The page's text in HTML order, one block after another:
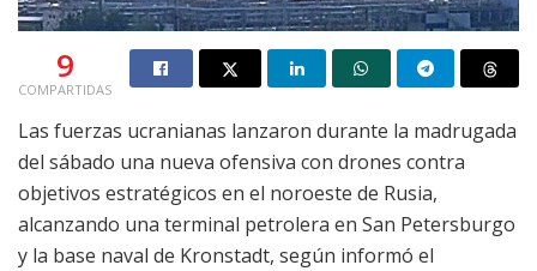
9
COMPARTIDAS
Las fuerzas ucranianas lanzaron durante la madrugada
del sábado una nueva ofensiva con drones contra
objetivos estratégicos en el noroeste de Rusia,
alcanzando una terminal petrolera en San Petersburgo
y la base naval de Kronstadt, según informó el